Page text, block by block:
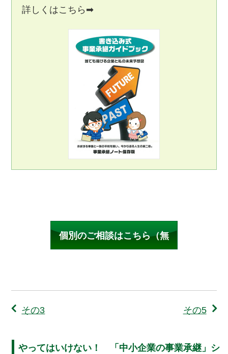
詳しくはこちら➡
個別のご相談はこちら（無
その3 その5
やってはいけない！ 「中小企業の事業承継」シ